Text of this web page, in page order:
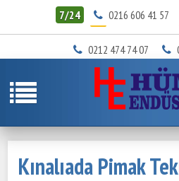
7/24 0216 606 41 57
0212 474 74 07
Kınalıada Pimak